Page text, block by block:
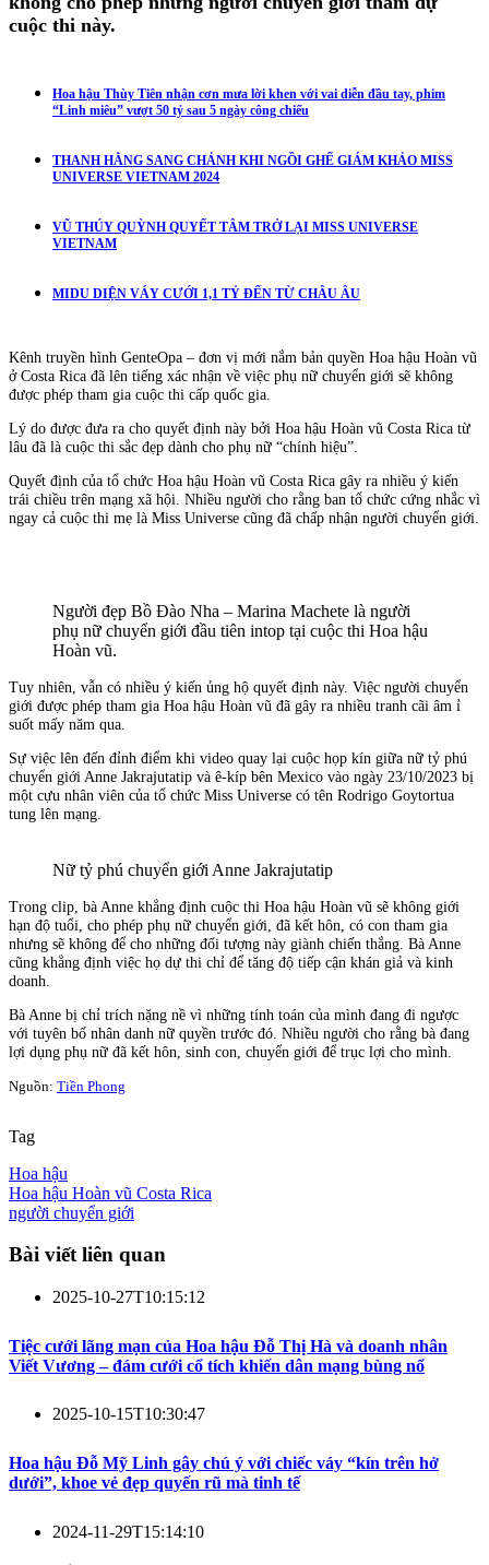
cuộc thi này.
Hoa hậu Thùy Tiên nhận cơn mưa lời khen với vai diễn đầu tay, phim
“Linh miêu” vượt 50 tỷ sau 5 ngày công chiếu
THANH HẰNG SANG CHẢNH KHI NGỒI GHẾ GIÁM KHẢO MISS
UNIVERSE VIETNAM 2024
VŨ THÚY QUỲNH QUYẾT TÂM TRỞ LẠI MISS UNIVERSE
VIETNAM
MIDU DIỆN VÁY CƯỚI 1,1 TỶ ĐẾN TỪ CHÂU ÂU
Kênh truyền hình GenteOpa – đơn vị mới nắm bản quyền Hoa hậu Hoàn vũ
ở Costa Rica đã lên tiếng xác nhận về việc phụ nữ chuyển giới sẽ không
được phép tham gia cuộc thi cấp quốc gia.
Lý do được đưa ra cho quyết định này bởi Hoa hậu Hoàn vũ Costa Rica từ
lâu đã là cuộc thi sắc đẹp dành cho phụ nữ “chính hiệu”.
Quyết định của tổ chức Hoa hậu Hoàn vũ Costa Rica gây ra nhiều ý kiến
trái chiều trên mạng xã hội. Nhiều người cho rằng ban tổ chức cứng nhắc vì
ngay cả cuộc thi mẹ là Miss Universe cũng đã chấp nhận người chuyển giới.
Người đẹp Bồ Đào Nha – Marina Machete là người
phụ nữ chuyển giới đầu tiên intop tại cuộc thi Hoa hậu
Hoàn vũ.
Tuy nhiên, vẫn có nhiều ý kiến ủng hộ quyết định này. Việc người chuyển
giới được phép tham gia Hoa hậu Hoàn vũ đã gây ra nhiều tranh cãi âm ỉ
suốt mấy năm qua.
Sự việc lên đến đỉnh điểm khi video quay lại cuộc họp kín giữa nữ tỷ phú
chuyển giới Anne Jakrajutatip và ê-kíp bên Mexico vào ngày 23/10/2023 bị
một cựu nhân viên của tổ chức Miss Universe có tên Rodrigo Goytortua
tung lên mạng.
Nữ tỷ phú chuyển giới Anne Jakrajutatip
Trong clip, bà Anne khẳng định cuộc thi Hoa hậu Hoàn vũ sẽ không giới
hạn độ tuổi, cho phép phụ nữ chuyển giới, đã kết hôn, có con tham gia
nhưng sẽ không để cho những đối tượng này giành chiến thắng. Bà Anne
cũng khẳng định việc họ dự thi chỉ để tăng độ tiếp cận khán giả và kinh
doanh.
Bà Anne bị chỉ trích nặng nề vì những tính toán của mình đang đi ngược
với tuyên bố nhân danh nữ quyền trước đó. Nhiều người cho rằng bà đang
lợi dụng phụ nữ đã kết hôn, sinh con, chuyển giới để trục lợi cho mình.
Nguồn: Tiền Phong
Tag
Hoa hậu
Hoa hậu Hoàn vũ Costa Rica
người chuyển giới
Bài viết liên quan
2025-10-27T10:15:12
Tiệc cưới lãng mạn của Hoa hậu Đỗ Thị Hà và doanh nhân
Viết Vương – đám cưới cổ tích khiến dân mạng bùng nổ
2025-10-15T10:30:47
Hoa hậu Đỗ Mỹ Linh gây chú ý với chiếc váy “kín trên hở
dưới”, khoe vẻ đẹp quyến rũ mà tinh tế
2024-11-29T15:14:10